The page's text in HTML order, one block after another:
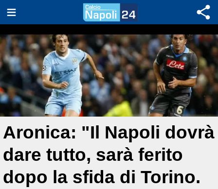
Aronica: "Il Napoli dovrà
dare tutto, sarà ferito
dopo la sfida di Torino.